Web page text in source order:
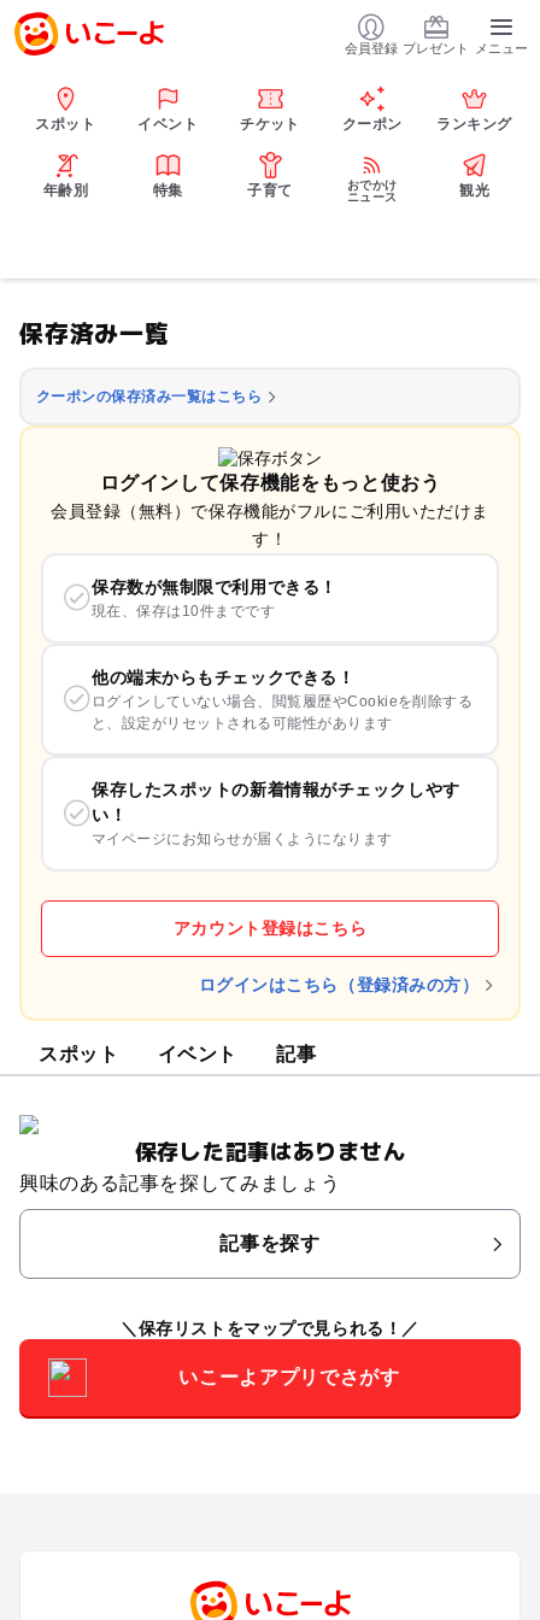
会員登録 プレゼント メニュー
スポット イベント チケット クーポン ランキング
年齢別 特集 子育て
おでかけ
ニュース
観光
保存済み一覧
クーポンの保存済み一覧はこちら
ログインして保存機能をもっと使おう
会員登録（無料）で保存機能がフルにご利用いただけま
す！
保存数が無制限で利用できる！
現在、保存は10件までです
他の端末からもチェックできる！
ログインしていない場合、閲覧履歴やCookieを削除する
と、設定がリセットされる可能性があります
保存したスポットの新着情報がチェックしやす
い！
マイページにお知らせが届くようになります
アカウント登録はこちら
ログインはこちら（登録済みの方）
スポット イベント 記事
保存した記事はありません
興味のある記事を探してみましょう
記事を探す
保存リストをマップで見られる！
いこーよアプリでさがす